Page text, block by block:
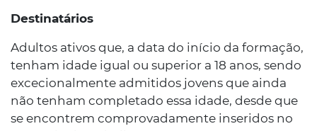
Destinatários
Adultos ativos que, a data do início da formação,
tenham idade igual ou superior a 18 anos, sendo
excecionalmente admitidos jovens que ainda
não tenham completado essa idade, desde que
se encontrem comprovadamente inseridos no